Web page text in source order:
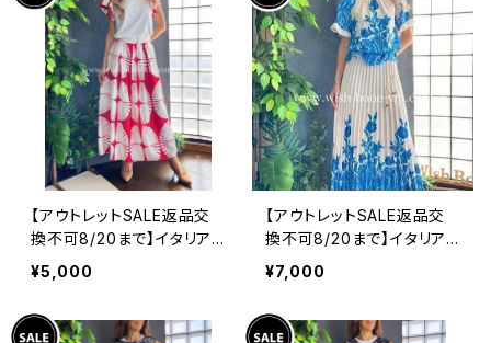
【アウトレットSALE返品交
換不可8/20まで】イタリア
製インポート セットアップド
レス｜ロングスカート＆カッ
y/ホワイト＆レッド(S)(M)
¥5,000
【アウトレットSALE返品交
換不可8/20まで】イタリア
製ロング・マキシスカート＆
トップス セットアップ /ホワ
¥7,000